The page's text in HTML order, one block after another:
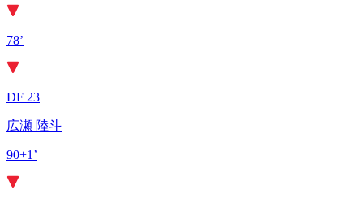
78’
DF 23
広瀬 陸斗
90+1’